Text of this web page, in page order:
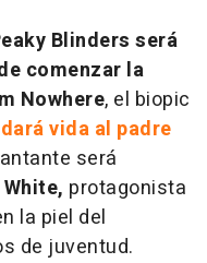
Blinders será
comenzar la
Nowhere, el biopic
dará vida al padre
será
protagonista
la piel del
de juventud.